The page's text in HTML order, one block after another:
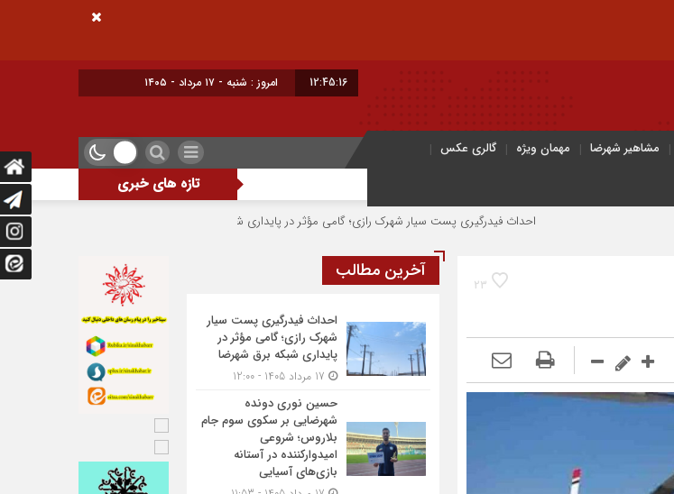
12:45:17 امروز : شنبه - ۱۷ مرداد - ۱۴۰۵
مشاهیر شهرضا مهمان ویژه
گالری عکس
تازه های خبری
احداث فیدرگیری پست سیار شهرک رازی؛ گامی مؤثر در پایداری شبکه برق شهرضا حسین نوری دونده شهرضایی بر سکوی
23
آخرین مطالب
احداث فیدرگیری پست سیار
شهرک رازی؛ گامی مؤثر در
پایداری شبکه برق شهرضا
حسین نوری دونده
شهرضایی بر سکوی سوم جام
بلاروس؛ شروعی
امیدوارکننده در آستانه
بازی‌های آسیایی